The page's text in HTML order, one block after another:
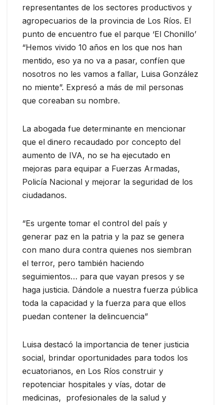
representantes de los sectores productivos y
agropecuarios de la provincia de Los Ríos. El
punto de encuentro fue el parque ‘El Chonillo’
“Hemos vivido 10 años en los que nos han
mentido, eso ya no va a pasar, confíen que
nosotros no les vamos a fallar, Luisa González
no miente”. Expresó a más de mil personas
que coreaban su nombre.
La abogada fue determinante en mencionar
que el dinero recaudado por concepto del
aumento de IVA, no se ha ejecutado en
mejoras para equipar a Fuerzas Armadas,
Policía Nacional y mejorar la seguridad de los
ciudadanos.
“Es urgente tomar el control del país y
generar paz en la patria y la paz se genera
con mano dura contra quienes nos siembran
el terror, pero también haciendo
seguimientos… para que vayan presos y se
haga justicia. Dándole a nuestra fuerza pública
toda la capacidad y la fuerza para que ellos
puedan contener la delincuencia”
Luisa destacó la importancia de tener justicia
social, brindar oportunidades para todos los
ecuatorianos, en Los Ríos construir y
repotenciar hospitales y vías, dotar de
medicinas, profesionales de la salud y